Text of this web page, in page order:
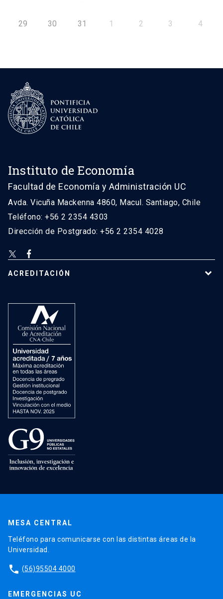
29 30 31 1 2 3 4
Instituto de Economía
Facultad de Economía y Administración UC
Avda. Vicuña Mackenna 4860, Macul. Santiago, Chile
Teléfono: +56 2 2354 4303
Dirección de Postgrado: +56 2 2354 4028
ACREDITACIÓN
MESA CENTRAL
Teléfono para comunicarse con las distintas áreas de la
Universidad.
phone (56)95504 4000
EMERGENCIAS UC